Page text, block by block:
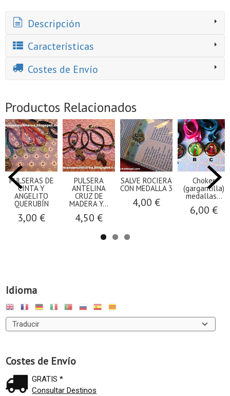
Idioma
Costes de Envío
GRATIS *
Consultar Destinos
Descripción
Características
Costes de Envío
Productos Relacionados
PULSERAS DE
CINTA Y
ANGELITO
QUERUBÍN
3,00 €
PULSERA
ANTELINA
CRUZ DE
MADERA Y...
4,50 €
SALVE ROCIERA
CON MEDALLA 3
4,00 €
Choker
(gargantilla)
medallas...
6,00 €